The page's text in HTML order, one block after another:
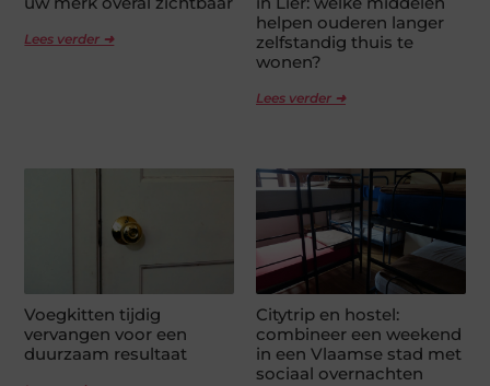
Lees verder ➜
helpen ouderen langer
zelfstandig thuis te
wonen?
Lees verder ➜
Voegkitten tijdig
vervangen voor een
duurzaam resultaat
Citytrip en hostel:
combineer een weekend
in een Vlaamse stad met
sociaal overnachten